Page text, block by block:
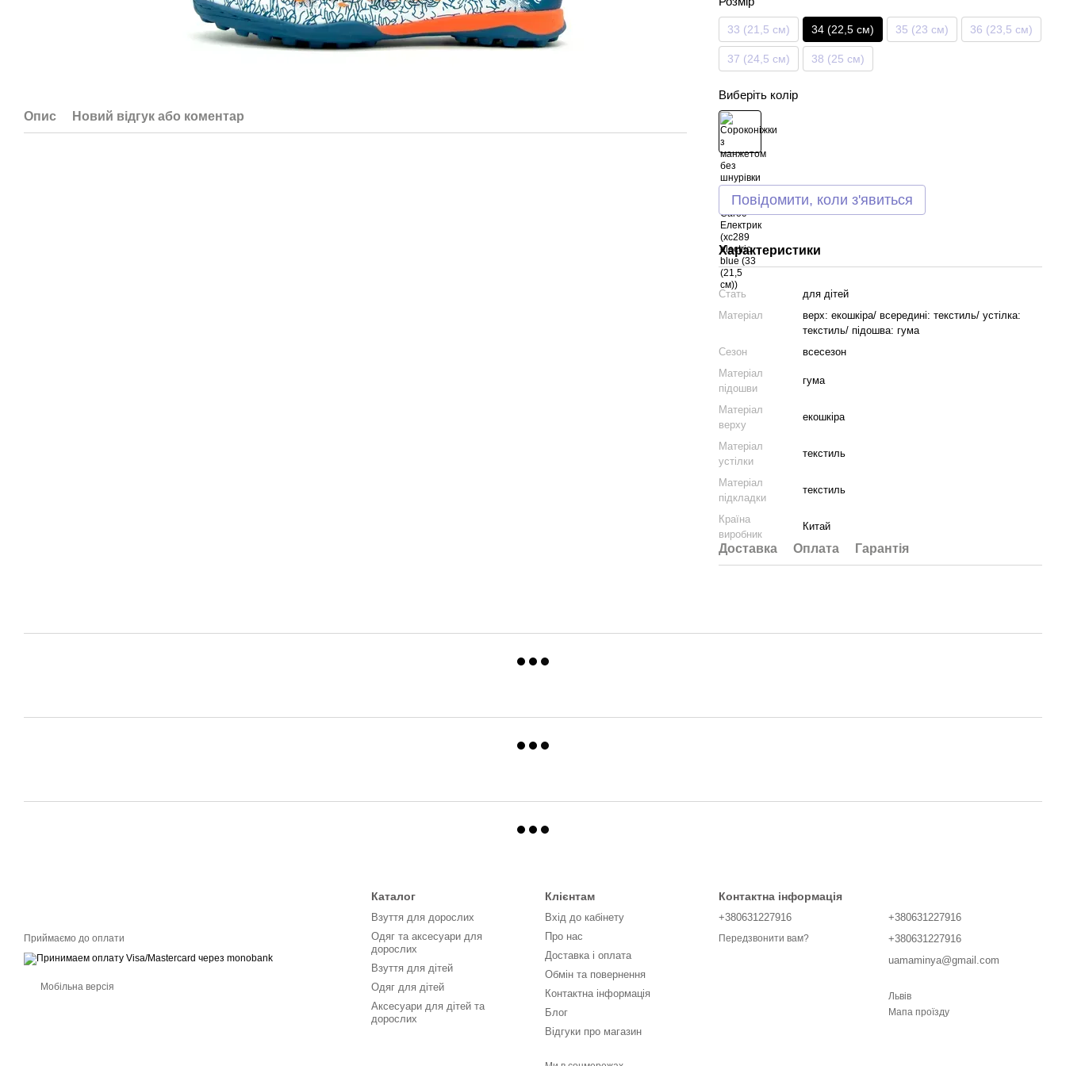
Опис Новий відгук або коментар
33 (21,5 см) 34 (22,5 см) 35 (23 см) 36 (23,5 см)
37 (24,5 см) 38 (25 см)
Виберіть колір
Повідомити, коли з'явиться
Характеристики
Стать
для дітей
Матеріал
верх: екошкіра/ всередині: текстиль/ устілка:
текстиль/ підошва: гума
Сезон
всесезон
Матеріал
підошви
гума
Матеріал
верху
екошкіра
Матеріал
устілки
текстиль
Матеріал
підкладки
текстиль
Країна
виробник
Китай
Доставка Оплата Гарантія
Приймаємо до оплати
Мобільна версія
Каталог
Взуття для дорослих
Одяг та аксесуари для
дорослих
Взуття для дітей
Одяг для дітей
Аксесуари для дітей та
дорослих
Клієнтам
Вхід до кабінету
Про нас
Доставка і оплата
Обмін та повернення
Контактна інформація
Блог
Відгуки про магазин
Контактна інформація
+380631227916
Передзвонити вам?
+380631227916
+380631227916
uamaminya@gmail.com
Львів
Мапа проїзду